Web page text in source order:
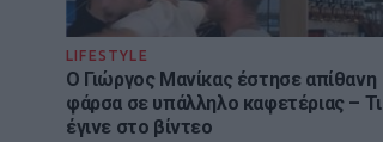
LIFESTYLE
Ο Γιώργος Μανίκας έστησε απίθανη
φάρσα σε υπάλληλο καφετέριας – Τι
έγινε στο βίντεο